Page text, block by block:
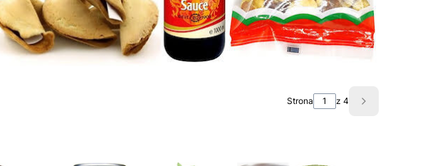
Strona z 4 Następne